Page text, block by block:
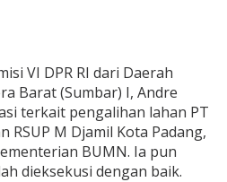
VI DPR RI dari Daerah
Barat (Sumbar) I, Andre
terkait pengalihan lahan PT
RSUP M Djamil Kota Padang,
BUMN. Ia pun
dieksekusi dengan baik.